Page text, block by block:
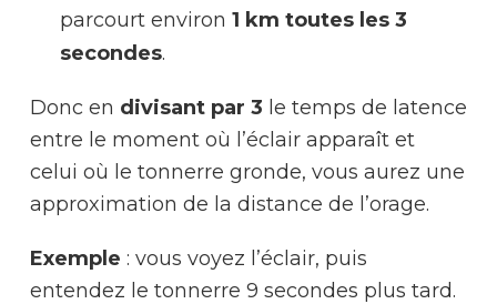
parcourt environ 1 km toutes les 3
secondes.
Donc en divisant par 3 le temps de latence
entre le moment où l’éclair apparaît et
celui où le tonnerre gronde, vous aurez une
approximation de la distance de l’orage.
Exemple : vous voyez l’éclair, puis
entendez le tonnerre 9 secondes plus tard.